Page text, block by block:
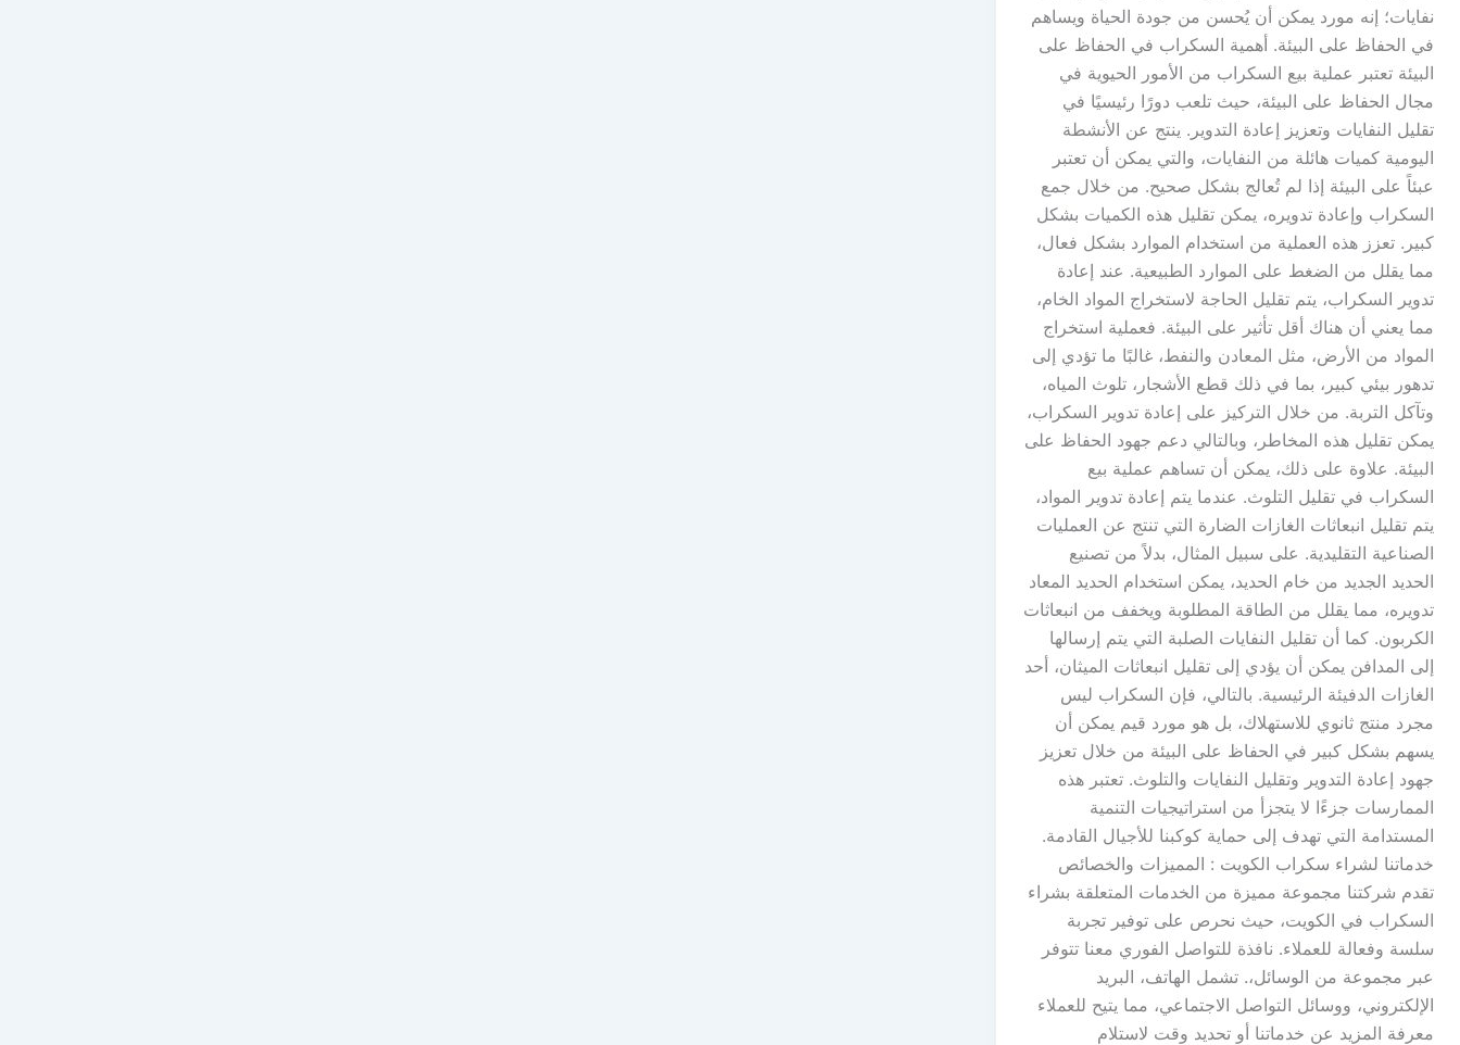
نفايات؛ إنه مورد يمكن أن يُحسن من جودة الحياة ويساهم
في الحفاظ على البيئة. أهمية السكراب في الحفاظ على
البيئة تعتبر عملية بيع السكراب من الأمور الحيوية في
مجال الحفاظ على البيئة، حيث تلعب دورًا رئيسيًا في
تقليل النفايات وتعزيز إعادة التدوير. ينتج عن الأنشطة
اليومية كميات هائلة من النفايات، والتي يمكن أن تعتبر
عبئاً على البيئة إذا لم تُعالج بشكل صحيح. من خلال جمع
السكراب وإعادة تدويره، يمكن تقليل هذه الكميات بشكل
كبير. تعزز هذه العملية من استخدام الموارد بشكل فعال،
مما يقلل من الضغط على الموارد الطبيعية. عند إعادة
تدوير السكراب، يتم تقليل الحاجة لاستخراج المواد الخام،
مما يعني أن هناك أقل تأثير على البيئة. فعملية استخراج
المواد من الأرض، مثل المعادن والنفط، غالبًا ما تؤدي إلى
تدهور بيئي كبير، بما في ذلك قطع الأشجار، تلوث المياه،
وتآكل التربة. من خلال التركيز على إعادة تدوير السكراب،
يمكن تقليل هذه المخاطر، وبالتالي دعم جهود الحفاظ على
البيئة. علاوة على ذلك، يمكن أن تساهم عملية بيع
السكراب في تقليل التلوث. عندما يتم إعادة تدوير المواد،
يتم تقليل انبعاثات الغازات الضارة التي تنتج عن العمليات
الصناعية التقليدية. على سبيل المثال، بدلاً من تصنيع
الحديد الجديد من خام الحديد، يمكن استخدام الحديد المعاد
تدويره، مما يقلل من الطاقة المطلوبة ويخفف من انبعاثات
الكربون. كما أن تقليل النفايات الصلبة التي يتم إرسالها
إلى المدافن يمكن أن يؤدي إلى تقليل انبعاثات الميثان، أحد
الغازات الدفيئة الرئيسية. بالتالي، فإن السكراب ليس
مجرد منتج ثانوي للاستهلاك، بل هو مورد قيم يمكن أن
يسهم بشكل كبير في الحفاظ على البيئة من خلال تعزيز
جهود إعادة التدوير وتقليل النفايات والتلوث. تعتبر هذه
الممارسات جزءًا لا يتجزأ من استراتيجيات التنمية
المستدامة التي تهدف إلى حماية كوكبنا للأجيال القادمة.
خدماتنا لشراء سكراب الكويت : المميزات والخصائص
تقدم شركتنا مجموعة مميزة من الخدمات المتعلقة بشراء
السكراب في الكويت، حيث نحرص على توفير تجربة
سلسة وفعالة للعملاء. نافذة للتواصل الفوري معنا تتوفر
عبر مجموعة من الوسائل،. تشمل الهاتف، البريد
الإلكتروني، ووسائل التواصل الاجتماعي، مما يتيح للعملاء
معرفة المزيد عن خدماتنا أو تحديد وقت لاستلام